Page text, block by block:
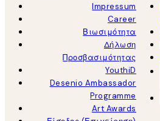
Impressum
Career
Βιωσιμότητα
Δήλωση
Προσβασιμότητας
YouthiD
Desenio Ambassador
Programme
Art Awards